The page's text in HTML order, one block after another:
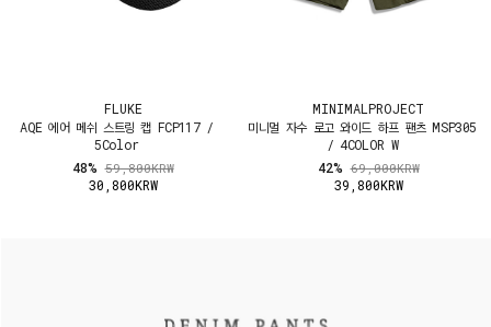
FLUKE
AQE 에어 메쉬 스트링 캡 FCP117 /
5Color
48%59,800KRW
30,800KRW
MINIMALPROJECT
미니멀 자수 로고 와이드 하프 팬츠 MSP305
/ 4COLOR W
42%69,000KRW
39,800KRW